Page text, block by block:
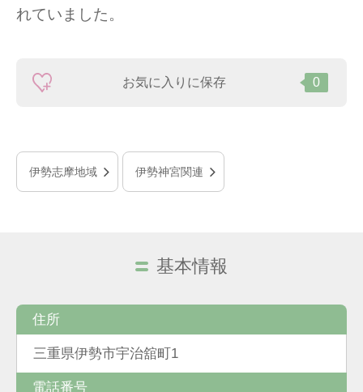
れていました。
お気に入りに保存 0
伊勢志摩地域 伊勢神宮関連
基本情報
住所
三重県伊勢市宇治舘町1
電話番号